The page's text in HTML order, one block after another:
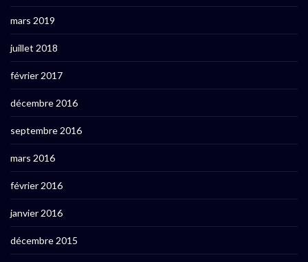
mars 2019
juillet 2018
février 2017
décembre 2016
septembre 2016
mars 2016
février 2016
janvier 2016
décembre 2015